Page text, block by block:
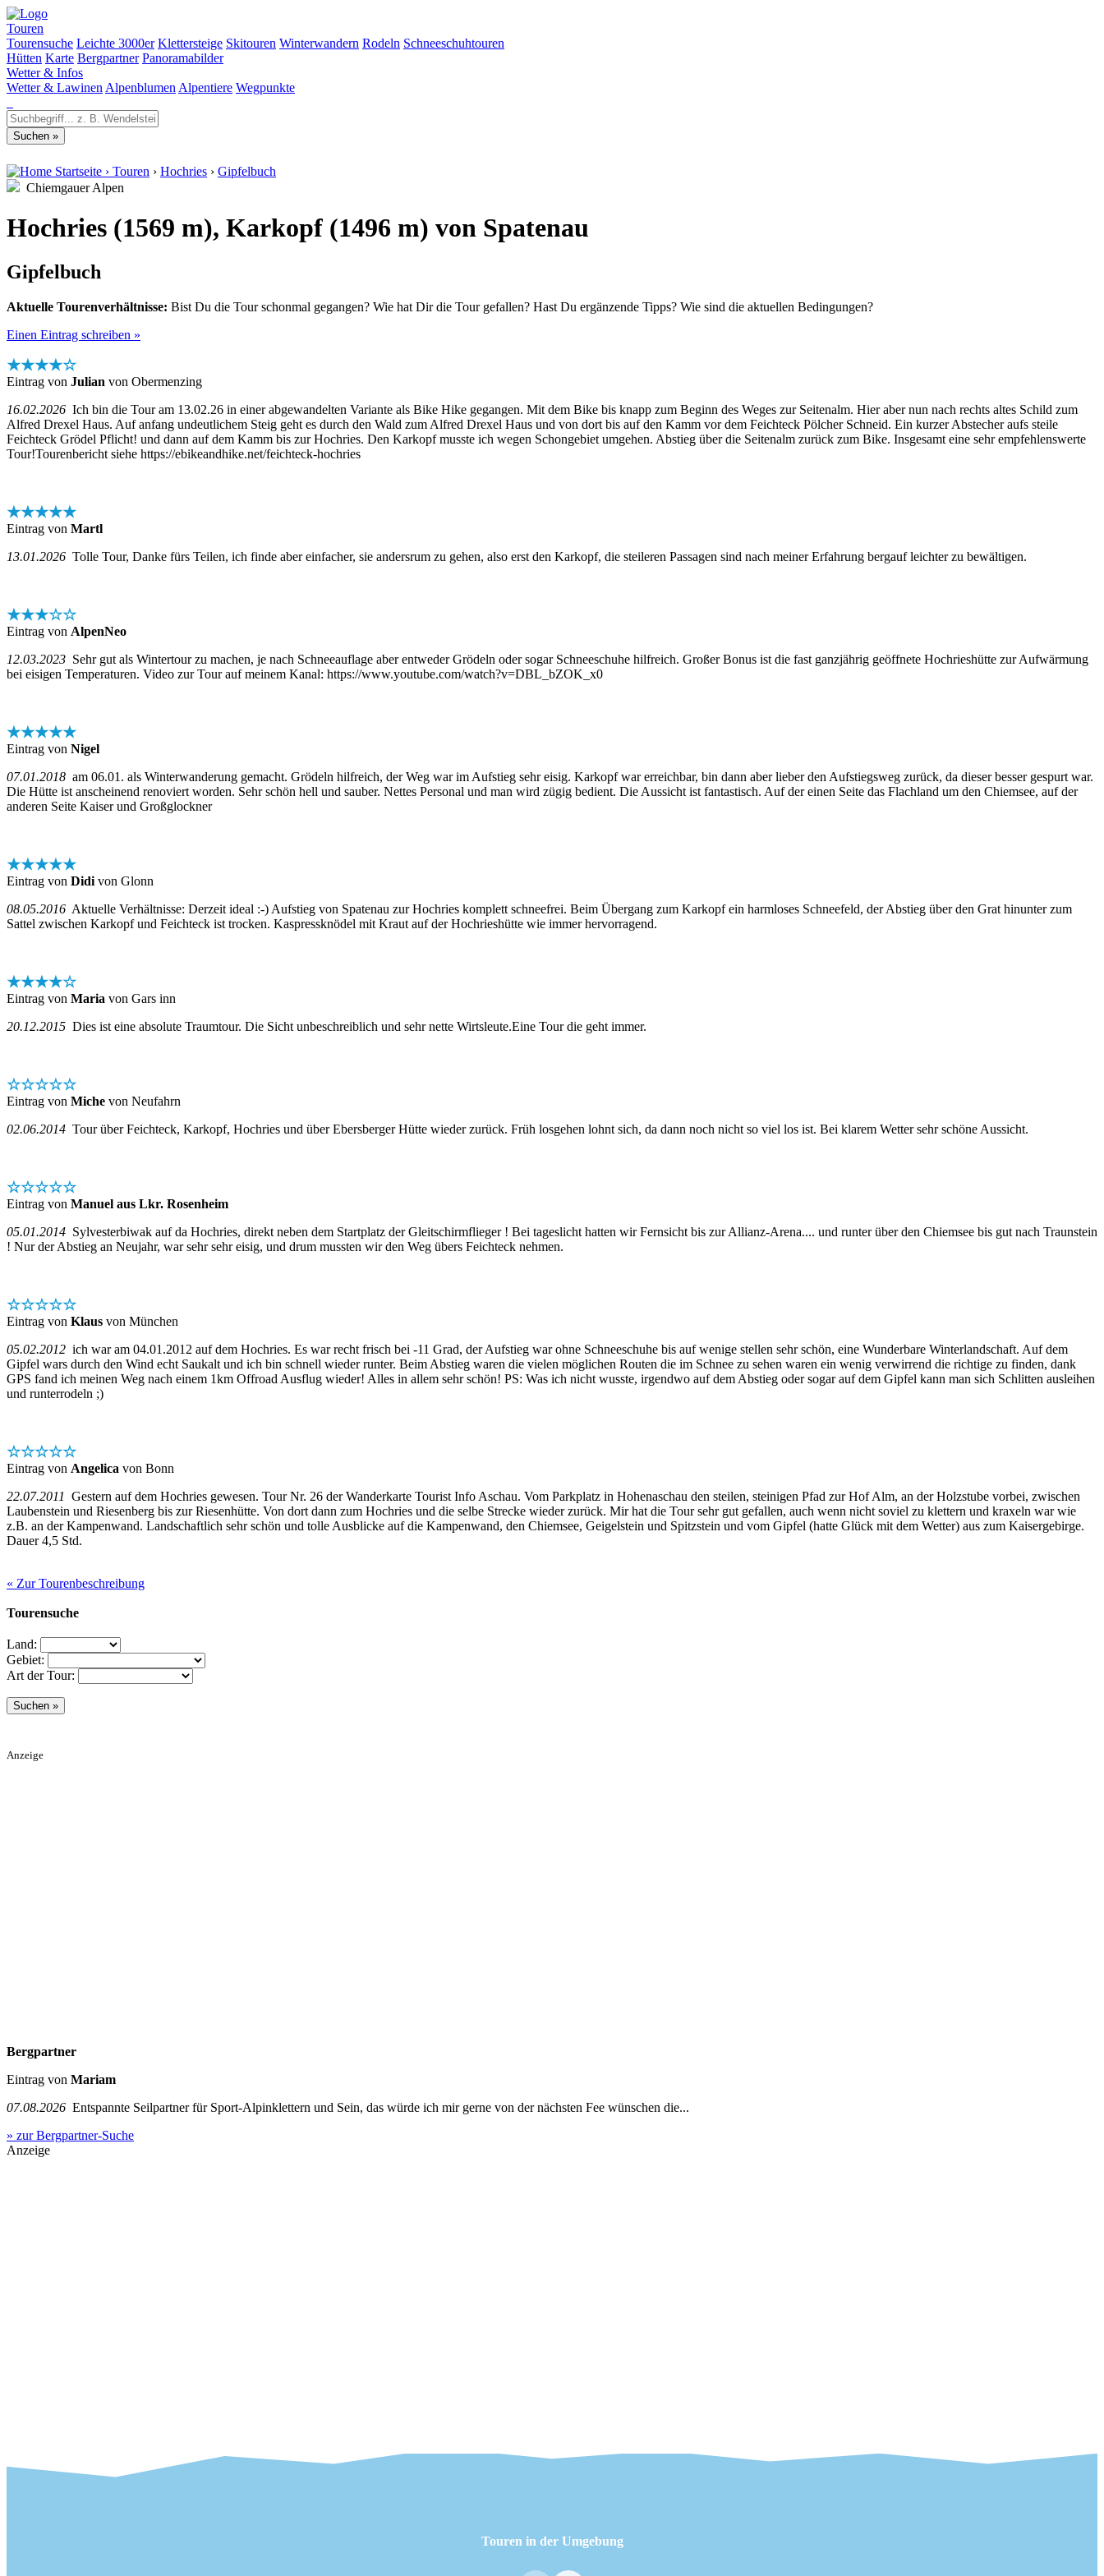
Touren
Tourensuche Leichte 3000er Klettersteige Skitouren Winterwandern Rodeln Schneeschuhtouren
Hütten Karte Bergpartner Panoramabilder
Wetter & Infos
Wetter & Lawinen Alpenblumen Alpentiere Wegpunkte
Startseite › Touren › Hochries › Gipfelbuch
Chiemgauer Alpen
Hochries (1569 m), Karkopf (1496 m) von Spatenau
Gipfelbuch
Aktuelle Tourenverhältnisse: Bist Du die Tour schonmal gegangen? Wie hat Dir die Tour gefallen? Hast Du ergänzende Tipps? Wie sind die aktuellen Bedingungen?
Einen Eintrag schreiben »
★★★★☆
Eintrag von Julian von Obermenzing
16.02.2026 Ich bin die Tour am 13.02.26 in einer abgewandelten Variante als Bike Hike gegangen. Mit dem Bike bis knapp zum Beginn des Weges zur Seitenalm. Hier aber nun nach rechts altes Schild zum
Alfred Drexel Haus. Auf anfang undeutlichem Steig geht es durch den Wald zum Alfred Drexel Haus und von dort bis auf den Kamm vor dem Feichteck Pölcher Schneid. Ein kurzer Abstecher aufs steile
Feichteck Grödel Pflicht! und dann auf dem Kamm bis zur Hochries. Den Karkopf musste ich wegen Schongebiet umgehen. Abstieg über die Seitenalm zurück zum Bike. Insgesamt eine sehr empfehlenswerte
Tour!Tourenbericht siehe https://ebikeandhike.net/feichteck-hochries
★★★★★
Eintrag von Martl
13.01.2026 Tolle Tour, Danke fürs Teilen, ich finde aber einfacher, sie andersrum zu gehen, also erst den Karkopf, die steileren Passagen sind nach meiner Erfahrung bergauf leichter zu bewältigen.
★★★☆☆
Eintrag von AlpenNeo
12.03.2023 Sehr gut als Wintertour zu machen, je nach Schneeauflage aber entweder Grödeln oder sogar Schneeschuhe hilfreich. Großer Bonus ist die fast ganzjährig geöffnete Hochrieshütte zur Aufwärmung
bei eisigen Temperaturen. Video zur Tour auf meinem Kanal: https://www.youtube.com/watch?v=DBL_bZOK_x0
★★★★★
Eintrag von Nigel
07.01.2018 am 06.01. als Winterwanderung gemacht. Grödeln hilfreich, der Weg war im Aufstieg sehr eisig. Karkopf war erreichbar, bin dann aber lieber den Aufstiegsweg zurück, da dieser besser gespurt war.
Die Hütte ist anscheinend renoviert worden. Sehr schön hell und sauber. Nettes Personal und man wird zügig bedient. Die Aussicht ist fantastisch. Auf der einen Seite das Flachland um den Chiemsee, auf der
anderen Seite Kaiser und Großglockner
★★★★★
Eintrag von Didi von Glonn
08.05.2016 Aktuelle Verhältnisse: Derzeit ideal :-) Aufstieg von Spatenau zur Hochries komplett schneefrei. Beim Übergang zum Karkopf ein harmloses Schneefeld, der Abstieg über den Grat hinunter zum
Sattel zwischen Karkopf und Feichteck ist trocken. Kaspressknödel mit Kraut auf der Hochrieshütte wie immer hervorragend.
★★★★☆
Eintrag von Maria von Gars inn
20.12.2015 Dies ist eine absolute Traumtour. Die Sicht unbeschreiblich und sehr nette Wirtsleute.Eine Tour die geht immer.
☆☆☆☆☆
Eintrag von Miche von Neufahrn
02.06.2014 Tour über Feichteck, Karkopf, Hochries und über Ebersberger Hütte wieder zurück. Früh losgehen lohnt sich, da dann noch nicht so viel los ist. Bei klarem Wetter sehr schöne Aussicht.
☆☆☆☆☆
Eintrag von Manuel aus Lkr. Rosenheim
05.01.2014 Sylvesterbiwak auf da Hochries, direkt neben dem Startplatz der Gleitschirmflieger ! Bei tageslicht hatten wir Fernsicht bis zur Allianz-Arena.... und runter über den Chiemsee bis gut nach Traunstein
! Nur der Abstieg an Neujahr, war sehr sehr eisig, und drum mussten wir den Weg übers Feichteck nehmen.
☆☆☆☆☆
Eintrag von Klaus von München
05.02.2012 ich war am 04.01.2012 auf dem Hochries. Es war recht frisch bei -11 Grad, der Aufstieg war ohne Schneeschuhe bis auf wenige stellen sehr schön, eine Wunderbare Winterlandschaft. Auf dem
Gipfel wars durch den Wind echt Saukalt und ich bin schnell wieder runter. Beim Abstieg waren die vielen möglichen Routen die im Schnee zu sehen waren ein wenig verwirrend die richtige zu finden, dank
GPS fand ich meinen Weg nach einem 1km Offroad Ausflug wieder! Alles in allem sehr schön! PS: Was ich nicht wusste, irgendwo auf dem Abstieg oder sogar auf dem Gipfel kann man sich Schlitten ausleihen
und runterrodeln ;)
☆☆☆☆☆
Eintrag von Angelica von Bonn
22.07.2011 Gestern auf dem Hochries gewesen. Tour Nr. 26 der Wanderkarte Tourist Info Aschau. Vom Parkplatz in Hohenaschau den steilen, steinigen Pfad zur Hof Alm, an der Holzstube vorbei, zwischen
Laubenstein und Riesenberg bis zur Riesenhütte. Von dort dann zum Hochries und die selbe Strecke wieder zurück. Mir hat die Tour sehr gut gefallen, auch wenn nicht soviel zu klettern und kraxeln war wie
z.B. an der Kampenwand. Landschaftlich sehr schön und tolle Ausblicke auf die Kampenwand, den Chiemsee, Geigelstein und Spitzstein und vom Gipfel (hatte Glück mit dem Wetter) aus zum Kaisergebirge.
Dauer 4,5 Std.
« Zur Tourenbeschreibung
Tourensuche
Land:
Gebiet:
Art der Tour:
Anzeige
Bergpartner
Eintrag von Mariam
07.08.2026 Entspannte Seilpartner für Sport-Alpinklettern und Sein, das würde ich mir gerne von der nächsten Fee wünschen die...
» zur Bergpartner-Suche
Anzeige
Touren in der Umgebung